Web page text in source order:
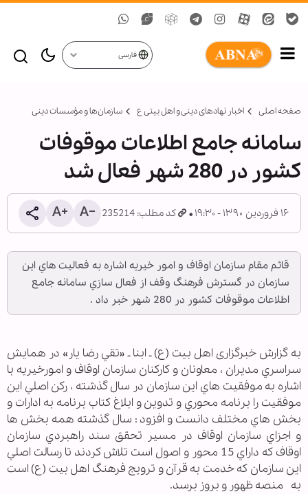
فارسی
صفحه اصلی اخبار نهادهای دینی و اهل بیتی ع سازمان‌ها و مؤسسات دینی
سامانه جامع اطلاعات موقوفات
کشور در 280 شهر فعال شد
۱۶ فروردین ۱۳۹۰ - ۱۹:۳۰ کد مطلب: 235214
قائم مقام سازمان اوقاف و امور خيريه اشاره به فعاليت هاي اين
سازمان در گسترش فرهنگ وقف از فعال سازي سامانه جامع
اطلاعات موقوفات کشور در 280 شهر خبر داد .
به گزارش خبرگزاری اهل بیت (ع) ـ ابنا ـ «تقي رضا يار» در همايش
سراسري مديران ، معاونان و کارکنان سازمان اوقاف و امورخيريه با
اشاره به موفقيت هاي اين سازمان در سال گذشته ، رکن اصلي اين
موفقيت را برنامه محوري و تدوين و ابلاغ کتاب برنامه به ادارات و
بخش هاي مختلف دانست و افزود : سال گذشته همه بخش ها
و اجزاي سازمان اوقاف در مسير تحقق سند راهبردي سازمان
اوقاف که داراي 15 محور و اصول است تلاش کردند تا رسالت اصلي
اين سازمان که خدمت به قرآن و ترويج فرهنگ اهل بيت (ع) است
به منصه ظهور و بروز برسد.